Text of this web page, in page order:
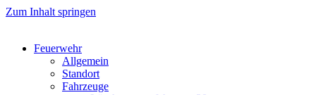
Zum Inhalt springen
Feuerwehr
Allgemein
Standort
Fahrzeuge